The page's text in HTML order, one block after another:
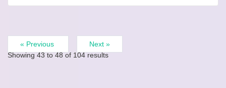
« Previous
Next »
Showing 43 to 48 of 104 results